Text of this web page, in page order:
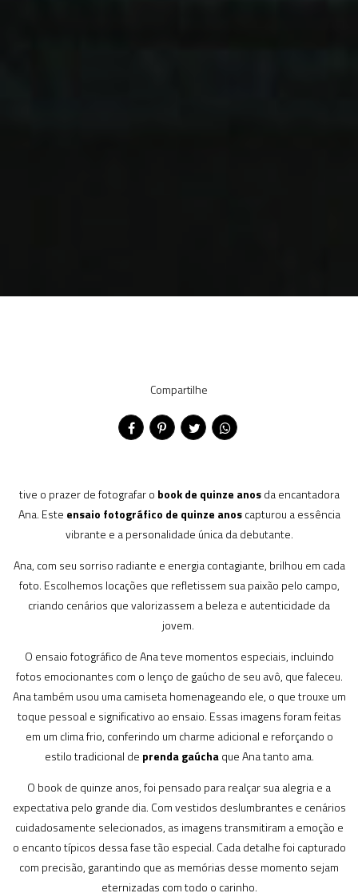
Compartilhe
tive o prazer de fotografar o book de quinze anosda encantadora
Ana. Este ensaio fotográfico de quinze anoscapturou a essência
vibrante e a personalidade única da debutante.
Ana, com seu sorriso radiante e energia contagiante, brilhou em cada
foto. Escolhemos locações que refletissem sua paixão pelo campo,
criando cenários que valorizassem a beleza e autenticidade da
jovem.
O ensaio fotográfico de Ana teve momentos especiais, incluindo
fotos emocionantes com o lenço de gaúcho de seu avô, que faleceu.
Ana também usou uma camiseta homenageando ele, o que trouxe um
toque pessoal e significativo ao ensaio. Essas imagens foram feitas
em um clima frio, conferindo um charme adicional e reforçando o
estilo tradicional de prenda gaúchaque Ana tanto ama.
O book de quinze anos, foi pensado para realçar sua alegria e a
expectativa pelo grande dia. Com vestidos deslumbrantes e cenários
cuidadosamente selecionados, as imagens transmitiram a emoção e
o encanto típicos dessa fase tão especial. Cada detalhe foi capturado
com precisão, garantindo que as memórias desse momento sejam
eternizadas com todo o carinho.